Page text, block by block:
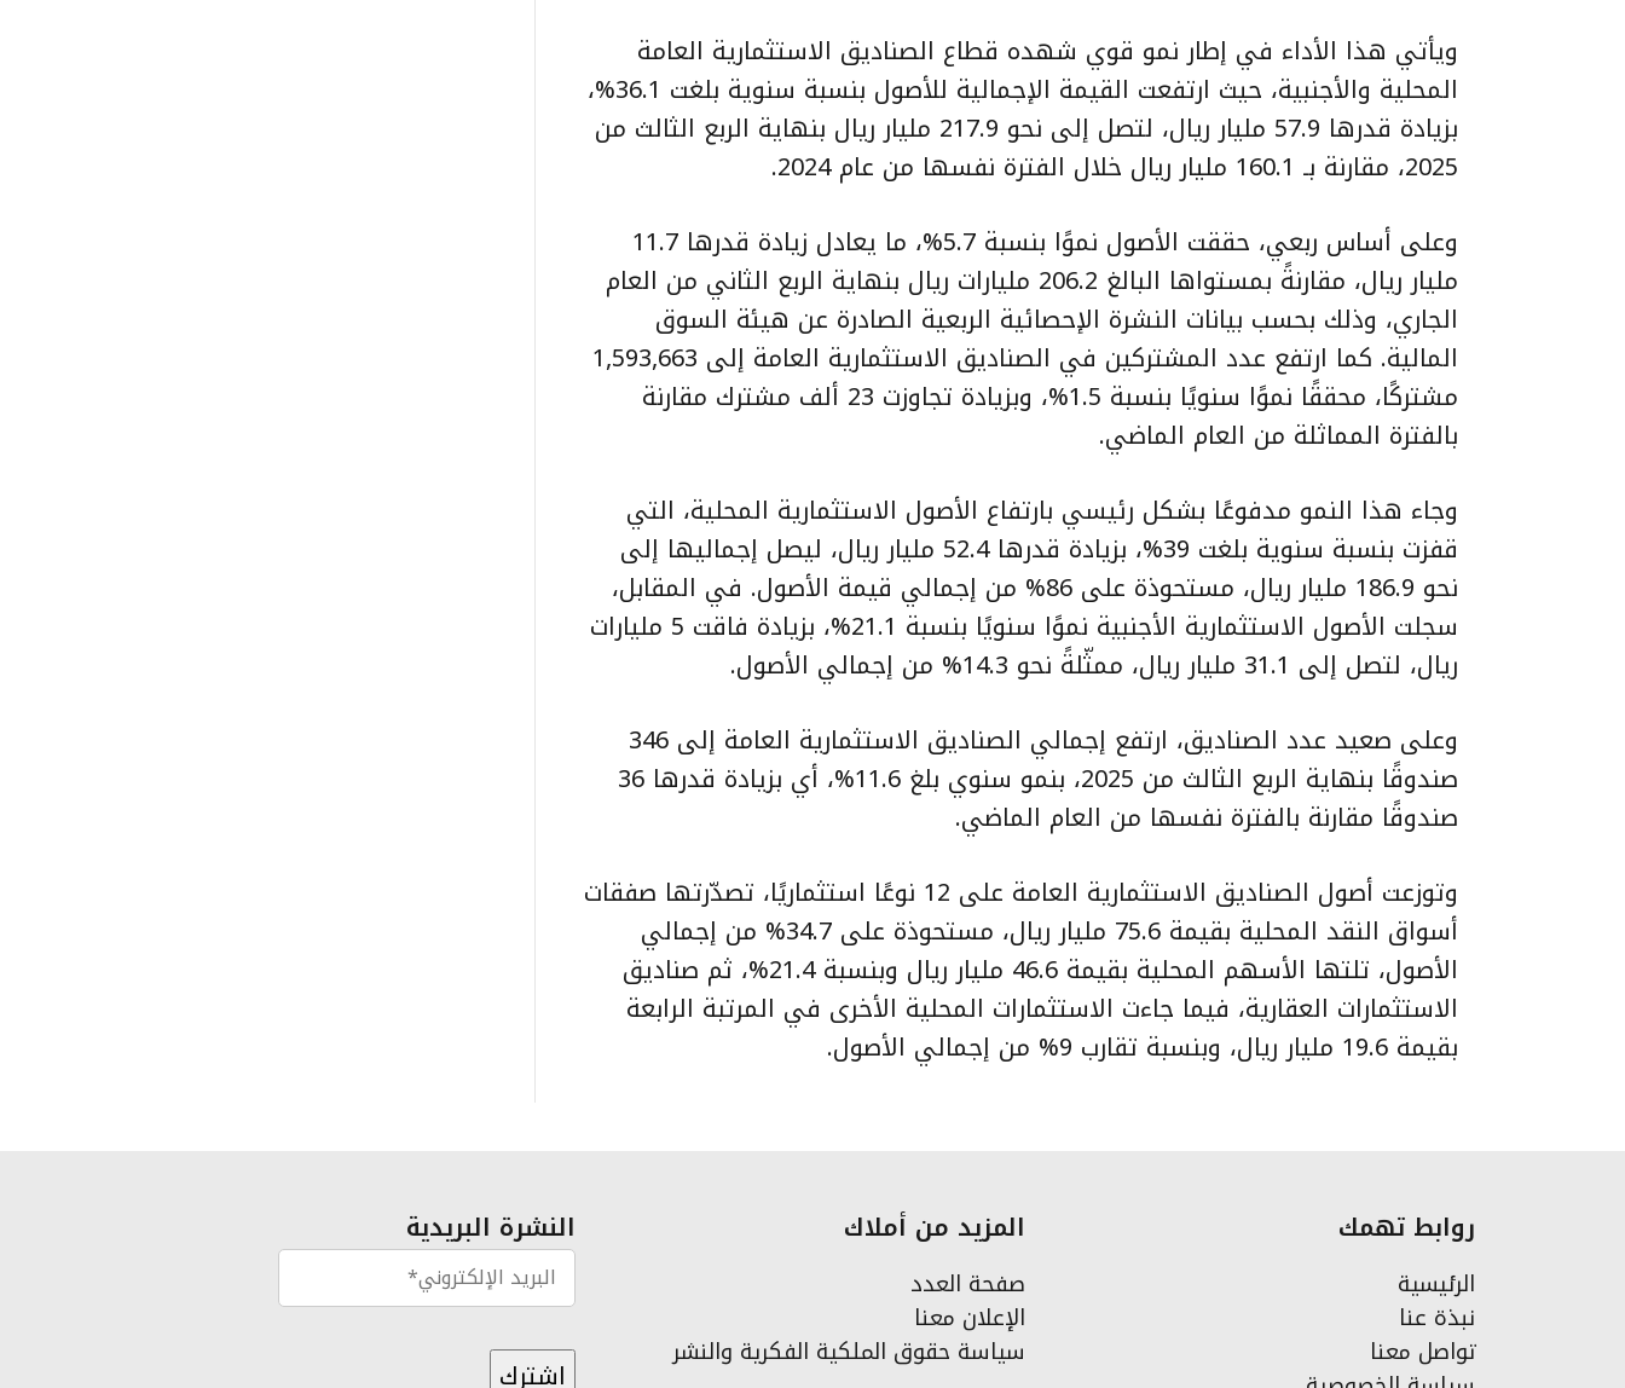
ويأتي هذا الأداء في إطار نمو قوي شهده قطاع الصناديق الاستثمارية العامة
المحلية والأجنبية، حيث ارتفعت القيمة الإجمالية للأصول بنسبة سنوية بلغت 36.1%،
بزيادة قدرها 57.9 مليار ريال، لتصل إلى نحو 217.9 مليار ريال بنهاية الربع الثالث من
2025، مقارنة بـ 160.1 مليار ريال خلال الفترة نفسها من عام 2024.
وعلى أساس ربعي، حققت الأصول نموًا بنسبة 5.7%، ما يعادل زيادة قدرها 11.7
مليار ريال، مقارنةً بمستواها البالغ 206.2 مليارات ريال بنهاية الربع الثاني من العام
الجاري، وذلك بحسب بيانات النشرة الإحصائية الربعية الصادرة عن هيئة السوق
المالية. كما ارتفع عدد المشتركين في الصناديق الاستثمارية العامة إلى 1,593,663
مشتركًا، محققًا نموًا سنويًا بنسبة 1.5%، وبزيادة تجاوزت 23 ألف مشترك مقارنة
بالفترة المماثلة من العام الماضي.
وجاء هذا النمو مدفوعًا بشكل رئيسي بارتفاع الأصول الاستثمارية المحلية، التي
قفزت بنسبة سنوية بلغت 39%، بزيادة قدرها 52.4 مليار ريال، ليصل إجماليها إلى
نحو 186.9 مليار ريال، مستحوذة على 86% من إجمالي قيمة الأصول. في المقابل،
سجلت الأصول الاستثمارية الأجنبية نموًا سنويًا بنسبة 21.1%، بزيادة فاقت 5 مليارات
ريال، لتصل إلى 31.1 مليار ريال، ممثّلةً نحو 14.3% من إجمالي الأصول.
وعلى صعيد عدد الصناديق، ارتفع إجمالي الصناديق الاستثمارية العامة إلى 346
صندوقًا بنهاية الربع الثالث من 2025، بنمو سنوي بلغ 11.6%، أي بزيادة قدرها 36
صندوقًا مقارنة بالفترة نفسها من العام الماضي.
وتوزعت أصول الصناديق الاستثمارية العامة على 12 نوعًا استثماريًا، تصدّرتها صفقات
أسواق النقد المحلية بقيمة 75.6 مليار ريال، مستحوذة على 34.7% من إجمالي
الأصول، تلتها الأسهم المحلية بقيمة 46.6 مليار ريال وبنسبة 21.4%، ثم صناديق
الاستثمارات العقارية، فيما جاءت الاستثمارات المحلية الأخرى في المرتبة الرابعة
بقيمة 19.6 مليار ريال، وبنسبة تقارب 9% من إجمالي الأصول.
روابط تهمك
الرئيسية
نبذة عنا
تواصل معنا
المزيد من أملاك
صفحة العدد
الإعلان معنا
سياسة حقوق الملكية الفكرية والنشر
النشرة البريدية